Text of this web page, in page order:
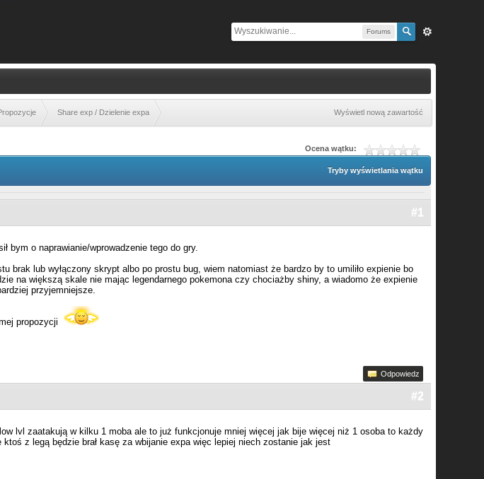
Forums
Share exp / Dzielenie expa Wyświetl nową zawartość
Ocena wątku:
Tryby wyświetlania wątku
#1
bym o naprawianie/wprowadzenie tego do gry.
brak lub wyłączony skrypt albo po prostu bug, wiem natomiast że bardzo by to umiliło expienie bo
na większą skale nie mając legendarnego pokemona czy chociażby shiny, a wiadomo że expienie
przyjemniejsze.
mej propozycji
Odpowiedz
#2
lvl zaatakują w kilku 1 moba ale to już funkcjonuje mniej więcej jak bije więcej niż 1 osoba to każdy
z legą będzie brał kasę za wbijanie expa więc lepiej niech zostanie jak jest